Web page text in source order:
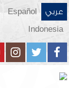
عربي Español
Indonesia